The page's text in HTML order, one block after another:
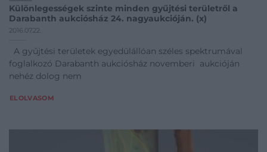
Különlegességek szinte minden gyűjtési területről a
Darabanth aukciósház 24. nagyaukcióján. (x)
2016.07.22.
A gyűjtési területek egyedülállóan széles spektrumával
foglalkozó Darabanth aukciósház novemberi aukcióján
nehéz dolog nem
ELOLVASOM